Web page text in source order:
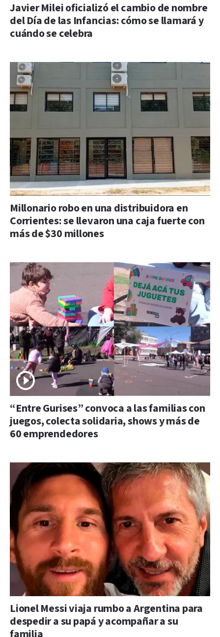
Javier Milei oficializó el cambio de nombre
del Día de las Infancias: cómo se llamará y
cuándo se celebra
Millonario robo en una distribuidora en
Corrientes: se llevaron una caja fuerte con
más de $30 millones
“Entre Gurises” convoca a las familias con
juegos, colecta solidaria, shows y más de
60 emprendedores
Lionel Messi viaja rumbo a Argentina para
despedir a su papá y acompañar a su
familia